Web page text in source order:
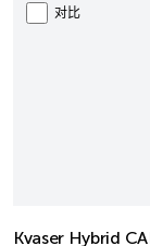
对比
Kvaser Hybrid